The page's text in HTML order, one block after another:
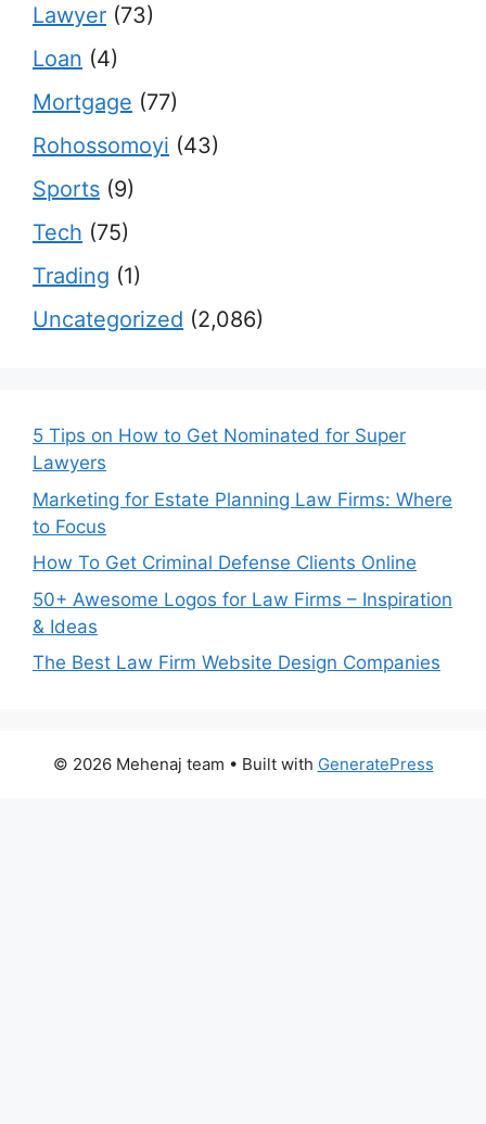
Lawyer (73)
Loan (4)
Mortgage (77)
Rohossomoyi (43)
Sports (9)
Tech (75)
Trading (1)
Uncategorized (2,086)
5 Tips on How to Get Nominated for Super
Lawyers
Marketing for Estate Planning Law Firms: Where
to Focus
How To Get Criminal Defense Clients Online
50+ Awesome Logos for Law Firms – Inspiration
& Ideas
The Best Law Firm Website Design Companies
© 2026 Mehenaj team • Built with GeneratePress